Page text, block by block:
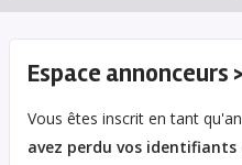
Espace annonceurs
Vous êtes inscrit en tant
avez perdu vos identifiants